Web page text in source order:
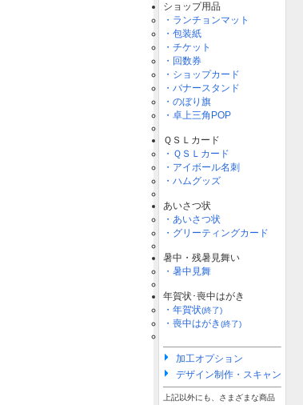
ショップ用品
・ランチョンマット
・包装紙
・チケット
・回数券
・ショップカード
・バナースタンド
・のぼり旗
・卓上三角POP
ＱＳＬカード
・ＱＳＬカード
・アイボール名刺
・ハムグッズ
あいさつ状
・あいさつ状
・グリーティングカード
暑中・残暑見舞い
・暑中見舞
年賀状･喪中はがき
・年賀状(終了)
・喪中はがき(終了)
加工オプション
デザイン制作・スキャン
上記以外にも、さまざまな商品